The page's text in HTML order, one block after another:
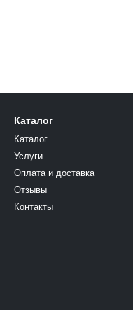
Каталог
Каталог
Услуги
Оплата и доставка
Отзывы
Контакты